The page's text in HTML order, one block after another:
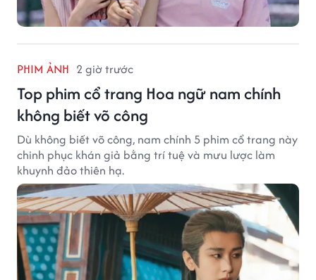
PHIM ẢNH 2 giờ trước
Top phim cổ trang Hoa ngữ nam chính
không biết võ công
Dù không biết võ công, nam chính 5 phim cổ trang này
chinh phục khán giả bằng trí tuệ và mưu lược làm
khuynh đảo thiên hạ.